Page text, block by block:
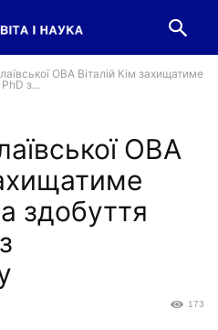
ОВА Віталій Кім захищатиме
з...
ОВА
здобуття
173